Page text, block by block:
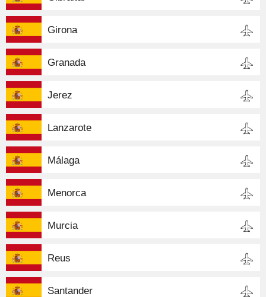
Girona
Granada
Jerez
Lanzarote
Málaga
Menorca
Murcia
Reus
Santander